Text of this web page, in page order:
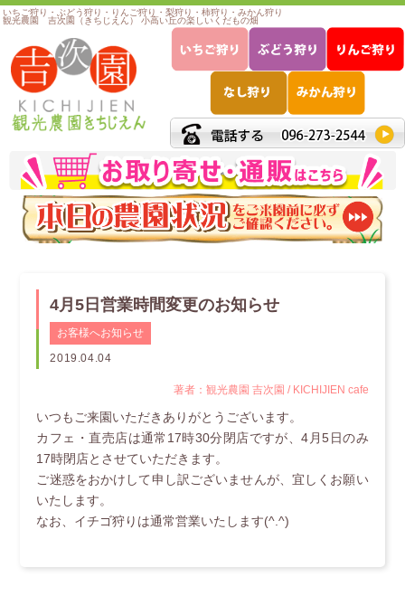
いちご狩り・ぶどう狩り・りんご狩り・梨狩り・柿狩り・みかん狩り
観光農園 吉次園（きちじえん） 小高い丘の楽しいくだもの畑
4月5日営業時間変更のお知らせ
お客様へお知らせ
2019.04.04
著者：観光農園 吉次園 / KICHIJIEN cafe
いつもご来園いただきありがとうございます。
カフェ・直売店は通常17時30分閉店ですが、4月5日のみ
17時閉店とさせていただきます。
ご迷惑をおかけして申し訳ございませんが、宜しくお願い
いたします。
なお、イチゴ狩りは通常営業いたします(^.^)